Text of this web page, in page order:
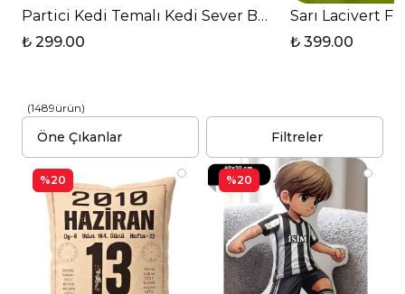
Partici Kedi Temalı Kedi Sever Baskılı T Saplı
₺ 299.00
Sarı Lacivert
₺ 399.00
(1489ürün)
Filtreler
%20 %20